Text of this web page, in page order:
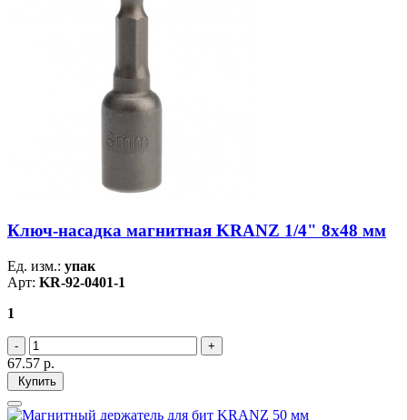
Ключ-насадка магнитная KRANZ 1/4" 8х48 мм
Ед. изм.: упак
Арт: KR-92-0401-1
1
67.57 р.
Купить